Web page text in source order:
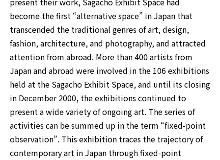
become the first “alternative space” in Japan that
transcended the traditional genres of art, design,
fashion, architecture, and photography, and attracted
attention from abroad. More than 400 artists from
Japan and abroad were involved in the 106 exhibitions
held at the Sagacho Exhibit Space, and until its closing
in December 2000, the exhibitions continued to
present a wide variety of ongoing art. The series of
activities can be summed up in the term “fixed-point
observation”. This exhibition traces the trajectory of
contemporary art in Japan through fixed-point